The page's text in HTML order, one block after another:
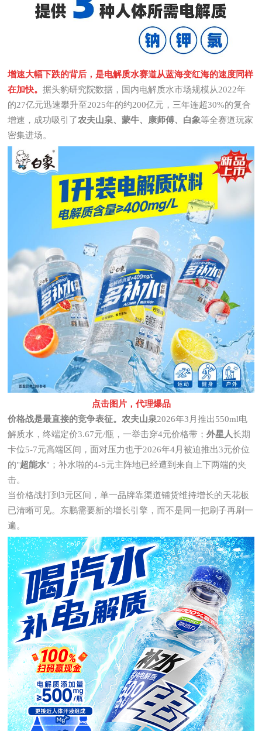
增速大幅下跌的背后，是电解质水赛道从蓝海变红海的速度同样
在加快。据头豹研究院数据，国内电解质水市场规模从2022年
的27亿元迅速攀升至2025年的约200亿元，三年连超30%的复合
增速，成功吸引了农夫山泉、蒙牛、康师傅、白象等全赛道玩家
密集进场。
点击图片，代理爆品
价格战是最直接的竞争表征。农夫山泉2026年3月推出550ml电
解质水，终端定价3.67元/瓶，一举击穿4元价格带；外星人长期
卡位5-7元高端区间，面对压力也于2026年4月被迫推出3元价位
的"超能水"；补水啦的4-5元主阵地已经遭到来自上下两端的夹
击。
当价格战打到3元区间，单一品牌靠渠道铺货维持增长的天花板
已清晰可见。东鹏需要新的增长引擎，而不是同一把刷子再刷一
遍。